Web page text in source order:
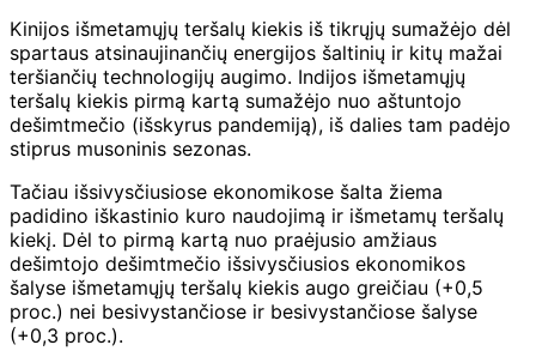
Kinijos išmetamųjų teršalų kiekis iš tikrųjų sumažėjo dėl
spartaus atsinaujinančių energijos šaltinių ir kitų mažai
teršiančių technologijų augimo. Indijos išmetamųjų
teršalų kiekis pirmą kartą sumažėjo nuo aštuntojo
dešimtmečio (išskyrus pandemiją), iš dalies tam padėjo
stiprus musoninis sezonas.
Tačiau išsivysčiusiose ekonomikose šalta žiema
padidino iškastinio kuro naudojimą ir išmetamų teršalų
kiekį. Dėl to pirmą kartą nuo praėjusio amžiaus
dešimtojo dešimtmečio išsivysčiusios ekonomikos
šalyse išmetamųjų teršalų kiekis augo greičiau (+0,5
proc.) nei besivystančiose ir besivystančiose šalyse
(+0,3 proc.).